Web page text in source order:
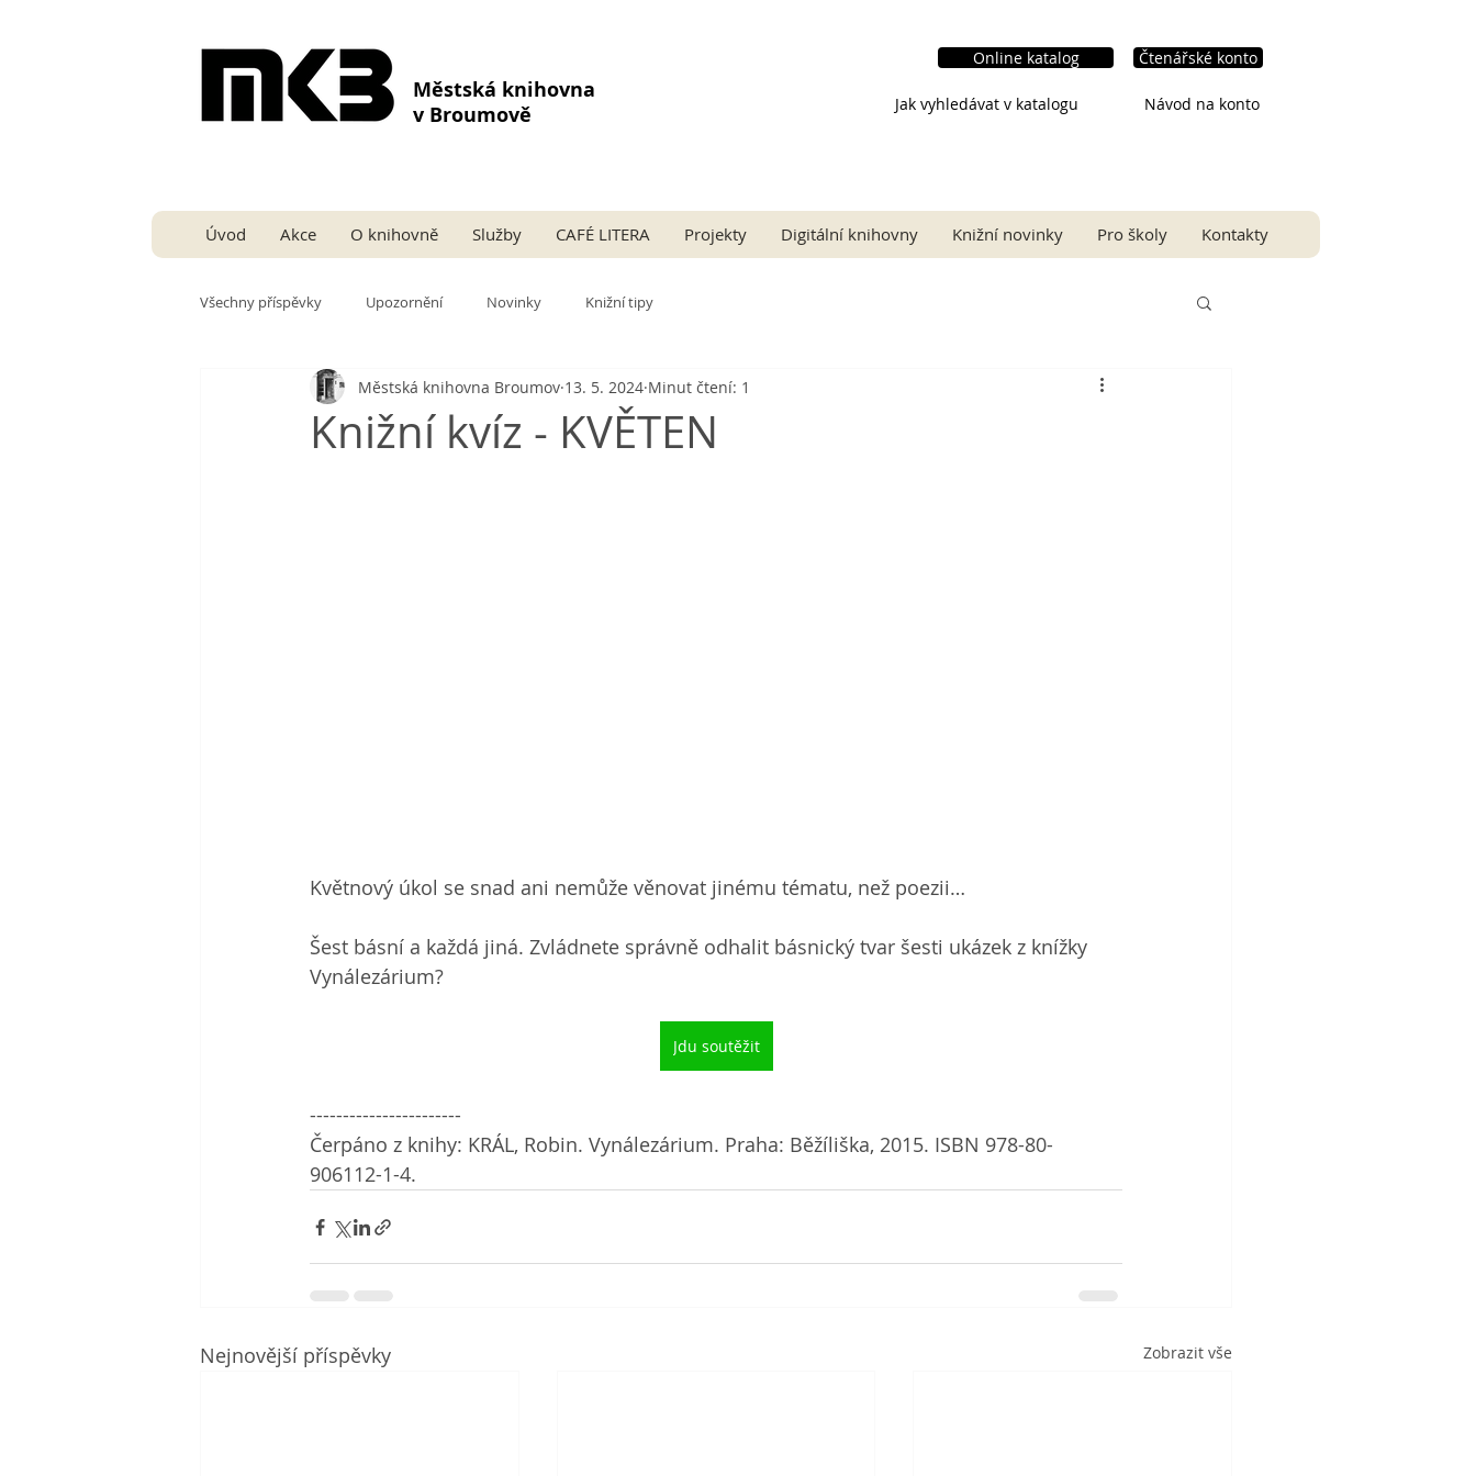
Městská knihovna
v Broumově
Online katalog
Jak vyhledávat v katalogu
Čtenářské konto
Návod na konto
Úvod Akce O knihovně Služby CAFÉ LITERA Projekty Digitální knihovny Knižní novinky Pro školy Kontakty
Všechny příspěvky Upozornění Novinky Knižní tipy
Knižní kvíz - KVĚTEN
Městská knihovna Broumov 13. 5. 2024 Minut čtení: 1
Květnový úkol se snad ani nemůže věnovat jinému tématu, než poezii…
Šest básní a každá jiná. Zvládnete správně odhalit básnický tvar šesti ukázek z knížky
Vynálezárium?
Jdu soutěžit
-----------------------
Čerpáno z knihy: KRÁL, Robin. Vynálezárium. Praha: Běžíliška, 2015. ISBN 978-80-
906112-1-4.
Nejnovější příspěvky Zobrazit vše